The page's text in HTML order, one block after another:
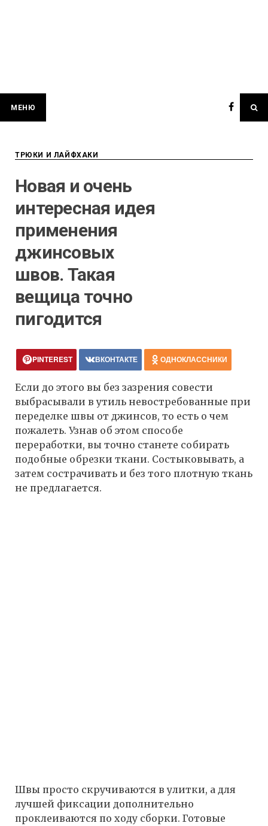
МЕНЮ
ТРЮКИ И ЛАЙФХАКИ
Новая и очень
интересная идея
применения
джинсовых
швов. Такая
вещица точно
пигодится
PINTEREST ВКОНТАКТЕ ОДНОКЛАССНИКИ
Если до этого вы без зазрения совести
выбрасывали в утиль невостребованные при
переделке швы от джинсов, то есть о чем
пожалеть. Узнав об этом способе
переработки, вы точно станете собирать
подобные обрезки ткани. Состыковывать, а
затем сострачивать и без того плотную ткань
не предлагается.
Швы просто скручиваются в улитки, а для
лучшей фиксации дополнительно
проклеиваются по ходу сборки. Готовые